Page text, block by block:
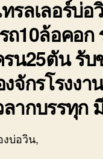
รลเลอร์บ่อ
ถ10ล้อคอก
รน25ตัน รั
จักรโรงงา
ากบรรทุก
บ่อวิน,